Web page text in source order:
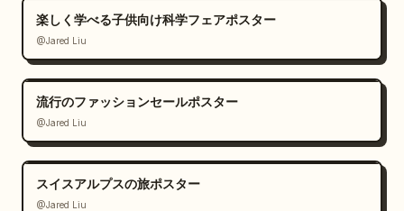
楽しく学べる子供向け科学フェアポスター
@Jared Liu
流行のファッションセールポスター
@Jared Liu
スイスアルプスの旅ポスター
@Jared Liu